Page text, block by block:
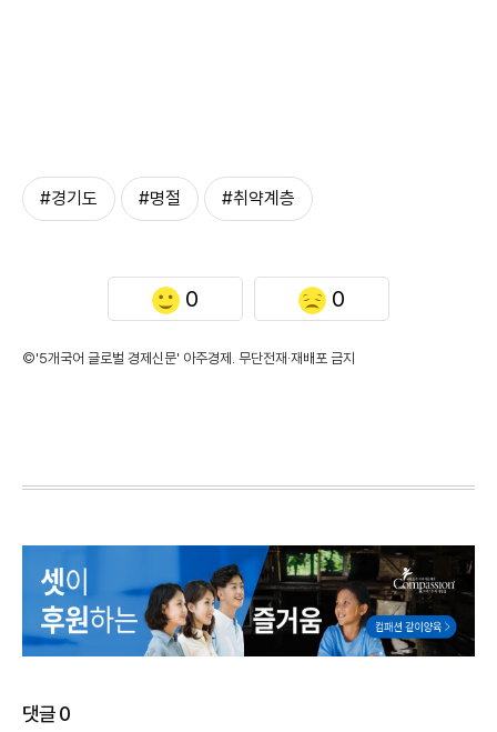
#경기도 #명절 #취약계층
0 0
©'5개국어 글로벌 경제신문' 아주경제. 무단전재·재배포 금지
댓글0